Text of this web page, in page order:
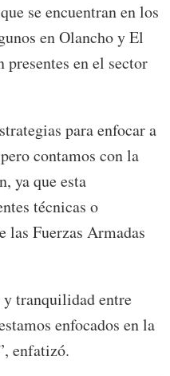
se encuentran en los
en Olancho y El
presentes en el sector
para enfocar a
contamos con la
ya que esta
técnicas o
las Fuerzas Armadas
y tranquilidad entre
enfocados en la
enfatizó.